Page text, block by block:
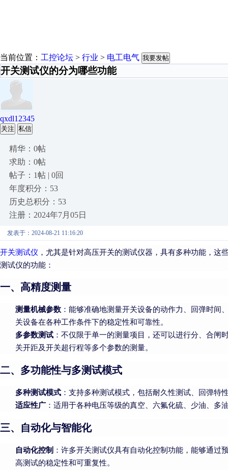
当前位置： 工控论坛 > 行业 > 电工电气 我要发帖
开关测试仪的分为哪些功能
qxdl12345
关注 私信
精华：0帖
求助：0帖
帖子：1帖 | 0回
年度积分：53
历史总积分：53
注册：2024年7月05日
发表于：2024-08-21 11:16:20
开关测试仪 ，尤其是针对高压开关的测试仪器，具有多种功能，
测试仪的功能：
一、高精度测量
测量机械参数 ：能够准确地测量开关设备的动作力、回弹时
关设备在各种工作条件下的稳定性和可靠性。
多参数测试 ：不仅限于单一的测量项目，还可以进行分、合
关开距及开关超行程等多个参数的测量。
二、多功能性与多测试模式
多种测试模式 ：支持多种测试模式，包括耐久性测试、回弹
适应性广 ：适用于各种电压等级的真空、六氟化硫、少油、多
三、自动化与智能化
自动化控制 ：许多开关测试仪具有自动化控制功能，能够通
高测试的稳定性和可重复性。